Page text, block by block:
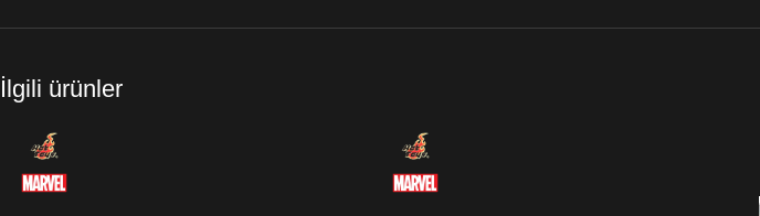
İlgili ürünler